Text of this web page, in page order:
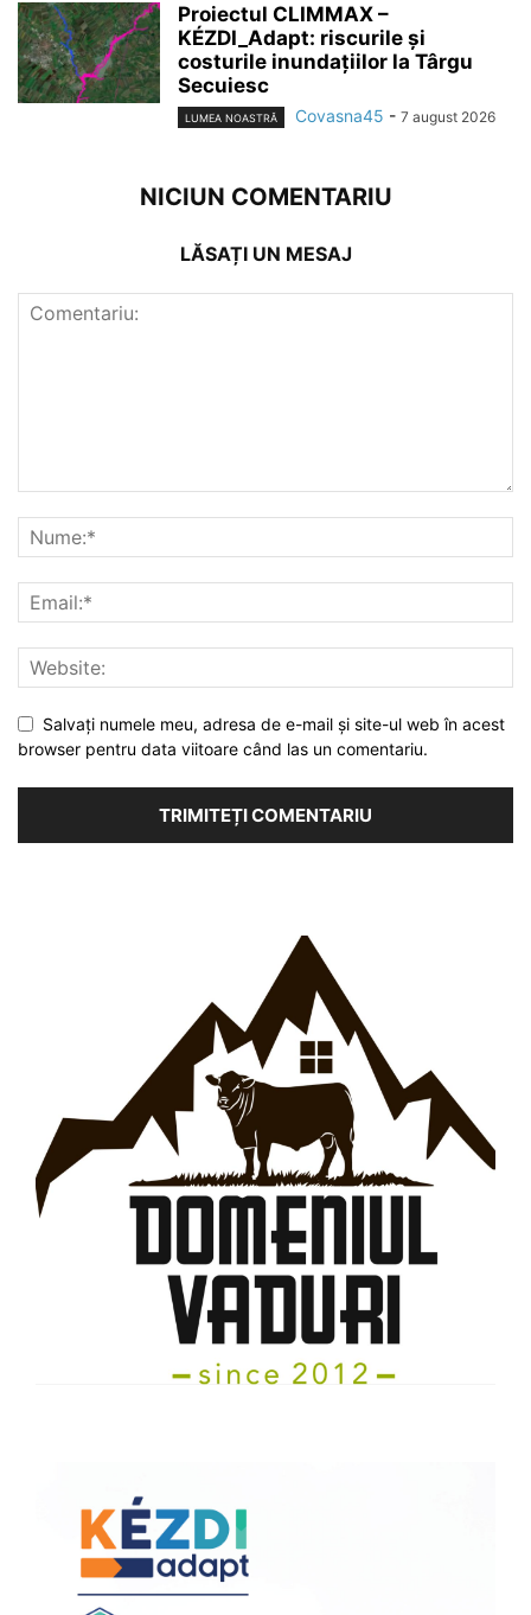
Proiectul CLIMMAX –
KÉZDI_Adapt: riscurile și
costurile inundațiilor la Târgu
Secuiesc
LUMEA NOASTRĂ Covasna45 - 7 august 2026
NICIUN COMENTARIU
LĂSAȚI UN MESAJ
Salvați numele meu, adresa de e-mail și site-ul web în acest
browser pentru data viitoare când las un comentariu.